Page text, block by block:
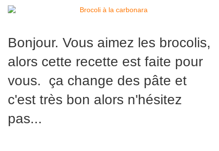
Bonjour. Vous aimez les brocolis,
alors cette recette est faite pour
vous. ça change des pâte et
c'est très bon alors n'hésitez
pas...